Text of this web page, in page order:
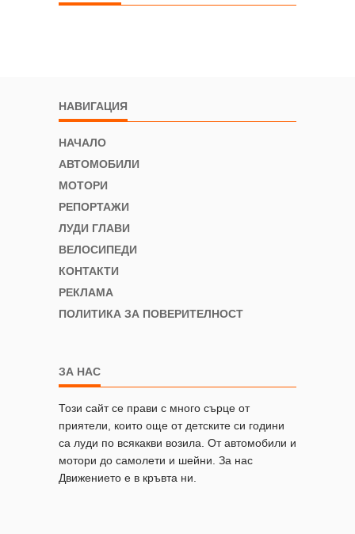
НАВИГАЦИЯ
НАЧАЛО
АВТОМОБИЛИ
МОТОРИ
РЕПОРТАЖИ
ЛУДИ ГЛАВИ
ВЕЛОСИПЕДИ
КОНТАКТИ
РЕКЛАМА
ПОЛИТИКА ЗА ПОВЕРИТЕЛНОСТ
ЗА НАС
Този сайт се прави с много сърце от
приятели, които още от детските си години
са луди по всякакви возила. От автомобили и
мотори до самолети и шейни. За нас
Движението е в кръвта ни.